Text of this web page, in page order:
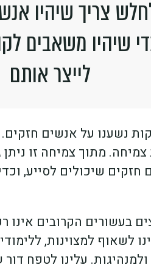
צריך שיהיו
שיהיו משאבים
לייצר אותם
נשענו על אנשים
צמיחה. מתוך צמיחה זו
חזקים שיכולים לסייע,
בעשורים הקרובים אינו
לשאוף למצוינות,
עלינו לטפח